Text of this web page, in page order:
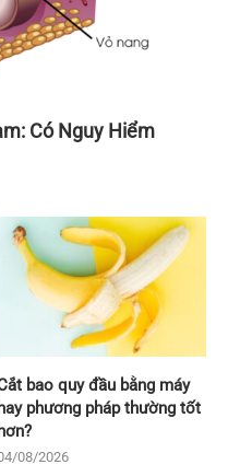
Có Nguy Hiểm
bao quy đầu bằng máy
hay phương pháp thường tốt
hơn?
08/2026